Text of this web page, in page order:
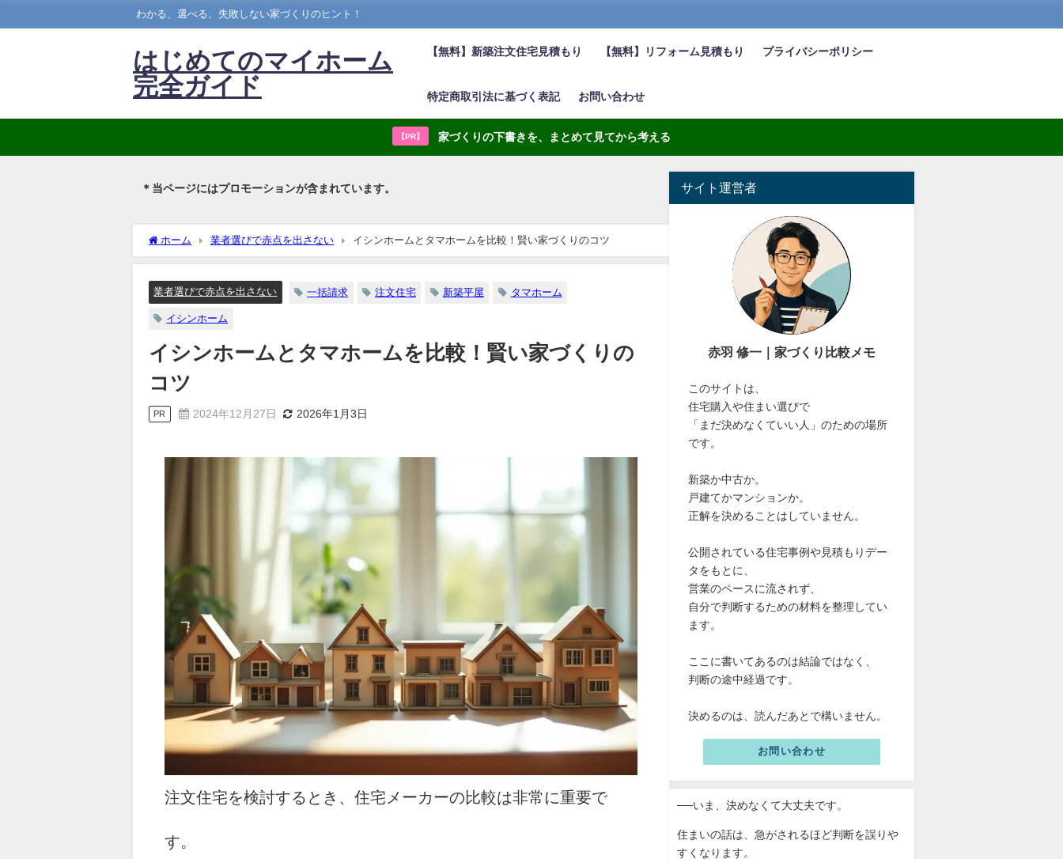
わかる、選べる、失敗しない家づくりのヒント！
はじめてのマイホーム
完全ガイド
【無料】新築注文住宅見積もり 【無料】リフォーム見積もり プライバシーポリシー
特定商取引法に基づく表記 お問い合わせ
【PR】 家づくりの下書きを、まとめて見てから考える
＊当ページにはプロモーションが含まれています。
ホーム 業者選びで赤点を出さない イシンホームとタマホームを比較！賢い家づくりのコツ
業者選びで赤点を出さない 一括請求 注文住宅 新築平屋 タマホーム
イシンホーム
イシンホームとタマホームを比較！賢い家づくりの
コツ
PR 2024年12月27日 2026年1月3日
注文住宅を検討するとき、住宅メーカーの比較は非常に重要で
す。
サイト運営者
赤羽 修一｜家づくり比較メモ
このサイトは、
住宅購入や住まい選びで
「まだ決めなくていい人」のための場所
です。
新築か中古か。
戸建てかマンションか。
正解を決めることはしていません。
公開されている住宅事例や見積もりデー
タをもとに、
営業のペースに流されず、
自分で判断するための材料を整理してい
ます。
ここに書いてあるのは結論ではなく、
判断の途中経過です。
決めるのは、読んだあとで構いません。
お問い合わせ
──いま、決めなくて大丈夫です。
住まいの話は、急がされるほど判断を誤りや
すくなります。